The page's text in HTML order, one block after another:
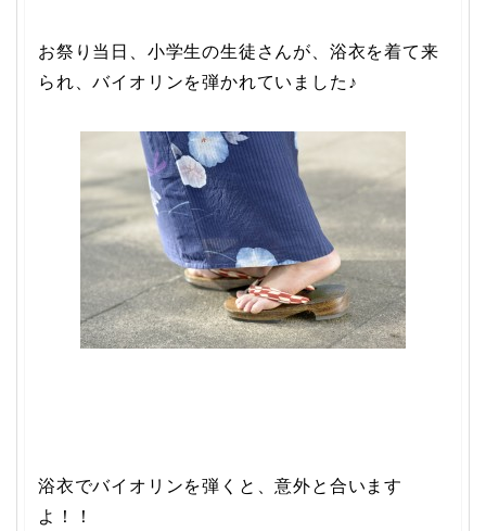
お祭り当日、小学生の生徒さんが、浴衣を着て来
られ、バイオリンを弾かれていました♪
浴衣でバイオリンを弾くと、意外と合います
よ！！